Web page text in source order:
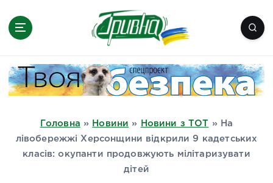
Миколаїв, Одеса, Мелітополь
Головна » Новини » Новини з ТОТ »
На
лівобережжі Херсонщини відкрили 9 кадетських
класів: окупанти продовжують мілітаризувати
дітей